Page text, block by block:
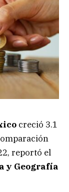
creció 3.1
reportó el
y Geografía